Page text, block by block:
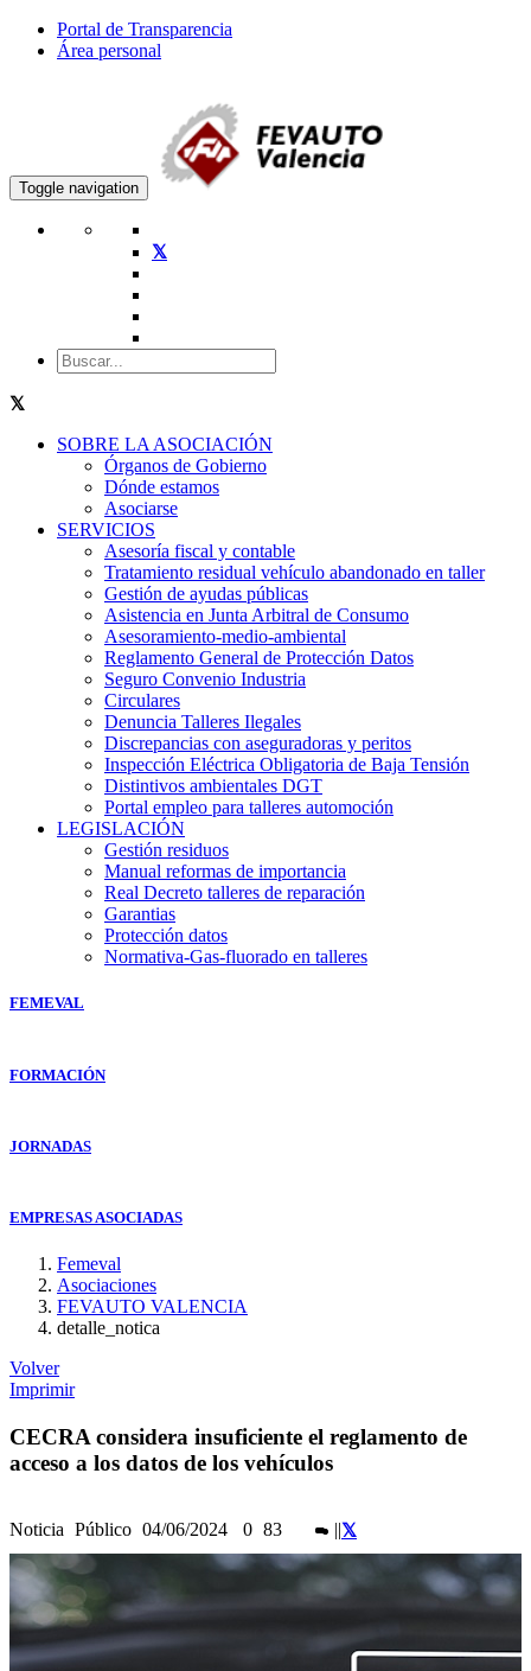
Portal de Transparencia
Área personal
Toggle navigation
SOBRE LA ASOCIACIÓN
Órganos de Gobierno
Dónde estamos
Asociarse
SERVICIOS
Asesoría fiscal y contable
Tratamiento residual vehículo abandonado en taller
Gestión de ayudas públicas
Asistencia en Junta Arbitral de Consumo
Asesoramiento-medio-ambiental
Reglamento General de Protección Datos
Seguro Convenio Industria
Circulares
Denuncia Talleres Ilegales
Discrepancias con aseguradoras y peritos
Inspección Eléctrica Obligatoria de Baja Tensión
Distintivos ambientales DGT
Portal empleo para talleres automoción
LEGISLACIÓN
Gestión residuos
Manual reformas de importancia
Real Decreto talleres de reparación
Garantias
Protección datos
Normativa-Gas-fluorado en talleres
FEMEVAL
FORMACIÓN
JORNADAS
EMPRESAS ASOCIADAS
Femeval
Asociaciones
FEVAUTO VALENCIA
detalle_notica
Volver
Imprimir
CECRA considera insuficiente el reglamento de
acceso a los datos de los vehículos
Noticia Público 04/06/2024 0 83